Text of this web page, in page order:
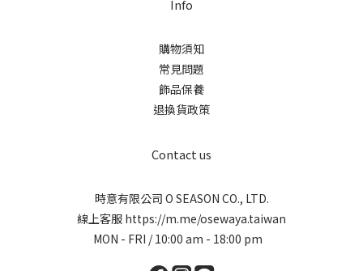
Info
購物須知
常見問題
飾品保養
退換貨政策
Contact us
時意有限公司 O SEASON CO., LTD.
線上客服 https://m.me/osewaya.taiwan
MON - FRI / 10:00 am - 18:00 pm